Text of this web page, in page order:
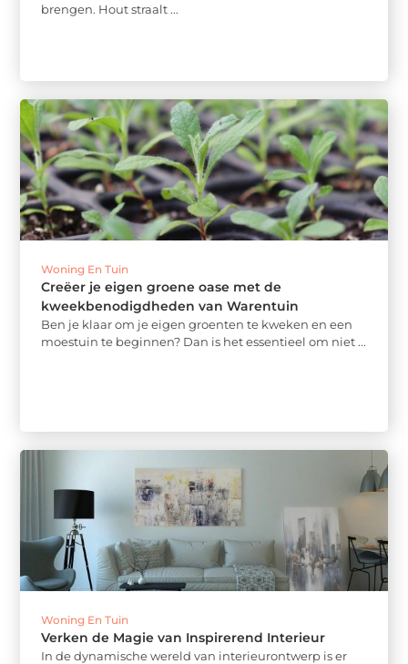
brengen. Hout straalt ...
Woning En Tuin
Creëer je eigen groene oase met de
kweekbenodigdheden van Warentuin
Ben je klaar om je eigen groenten te kweken en een
moestuin te beginnen? Dan is het essentieel om niet ...
Woning En Tuin
Verken de Magie van Inspirerend Interieur
In de dynamische wereld van interieurontwerp is er